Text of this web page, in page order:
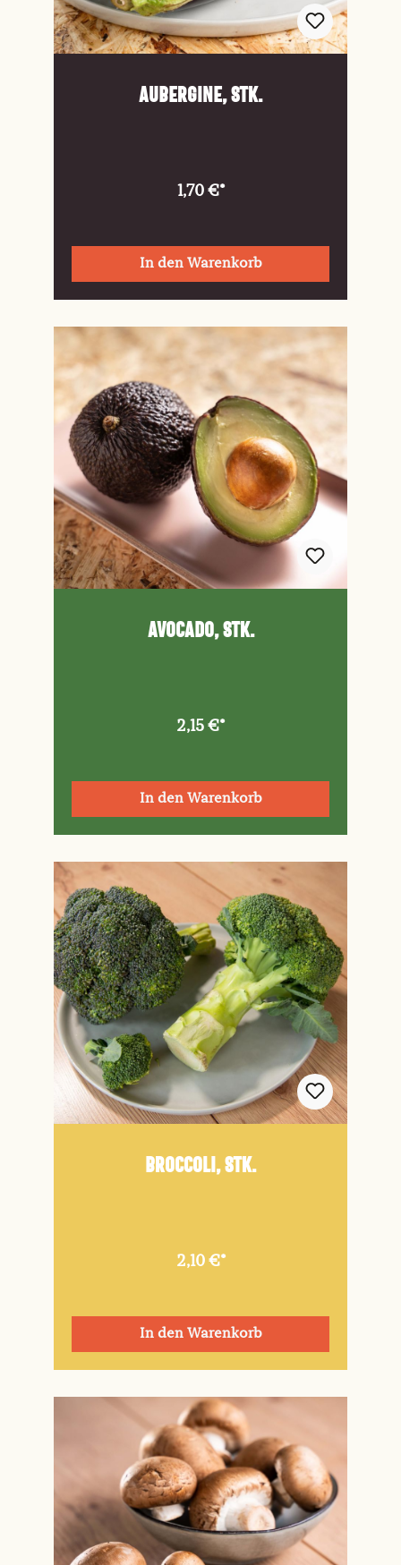
Aubergine, Stk.
1,70 €*
In den Warenkorb
Avocado, Stk.
2,15 €*
In den Warenkorb
Broccoli, Stk.
2,10 €*
In den Warenkorb